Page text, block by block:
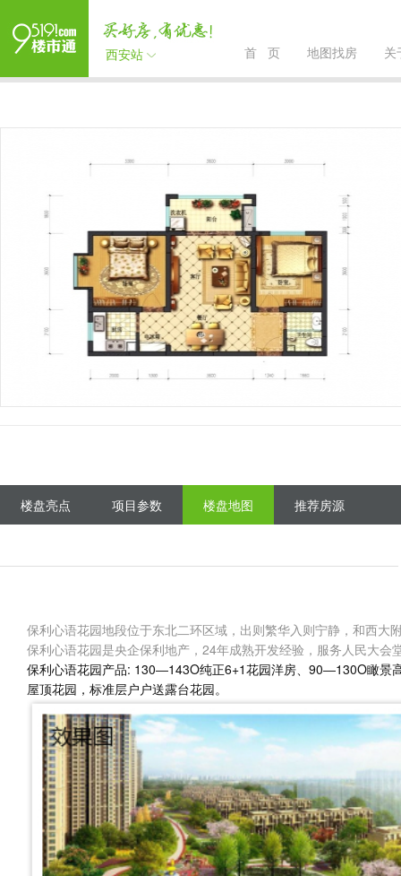
西安站 首 页 地图找房 关
楼盘亮点 项目参数 楼盘地图 推荐房源
保利心语花园地段位于东北二环区域，出则繁华入则宁静，和西大
保利心语花园是央企保利地产，24年成熟开发经验，服务人民大会
保利心语花园产品: 130―143O纯正6+1花园洋房、90―130O瞰景
屋顶花园，标准层户户送露台花园。